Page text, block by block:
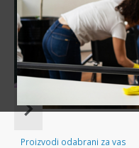
Sve za čišćenje
Item
ofProizvodi odabrani za vas